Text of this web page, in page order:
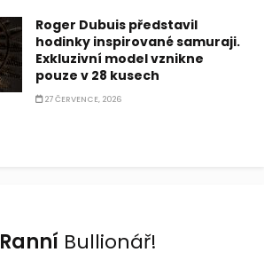
Roger Dubuis představil
hodinky inspirované samuraji.
Exkluzivní model vznikne
pouze v 28 kusech
27 ČERVENCE, 2026
Ranní Bullionář!